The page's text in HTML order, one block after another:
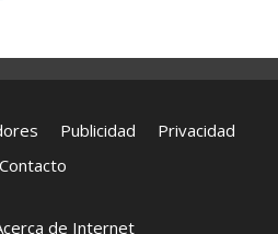
Publicidad
Privacidad
Contacto
de Internet